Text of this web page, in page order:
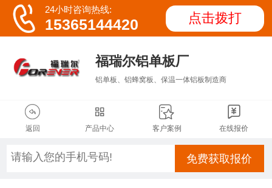
 24小时咨询热线:
15365144420 点击拨打
福瑞尔铝单板厂
铝单板、铝蜂窝板、保温一体铝板制造商

返回

产品中心

客户案例

在线报价
免费获取报价